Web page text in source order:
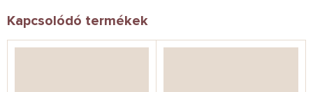
Kapcsolódó termékek